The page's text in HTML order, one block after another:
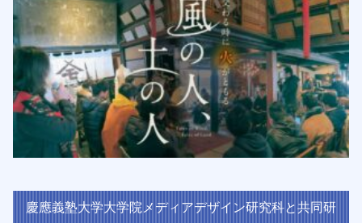
慶應義塾大学大学院メディアデザイン研究科と共同研